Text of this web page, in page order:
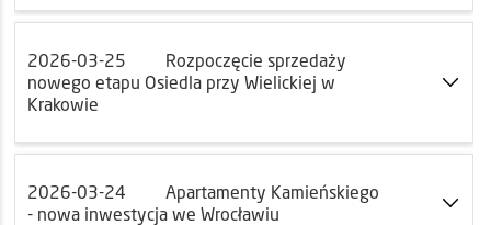
2026-03-25
Rozpoczęcie sprzedaży
nowego etapu Osiedla przy Wielickiej w
Krakowie
2026-03-24
Apartamenty Kamieńskiego
- nowa inwestycja we Wrocławiu